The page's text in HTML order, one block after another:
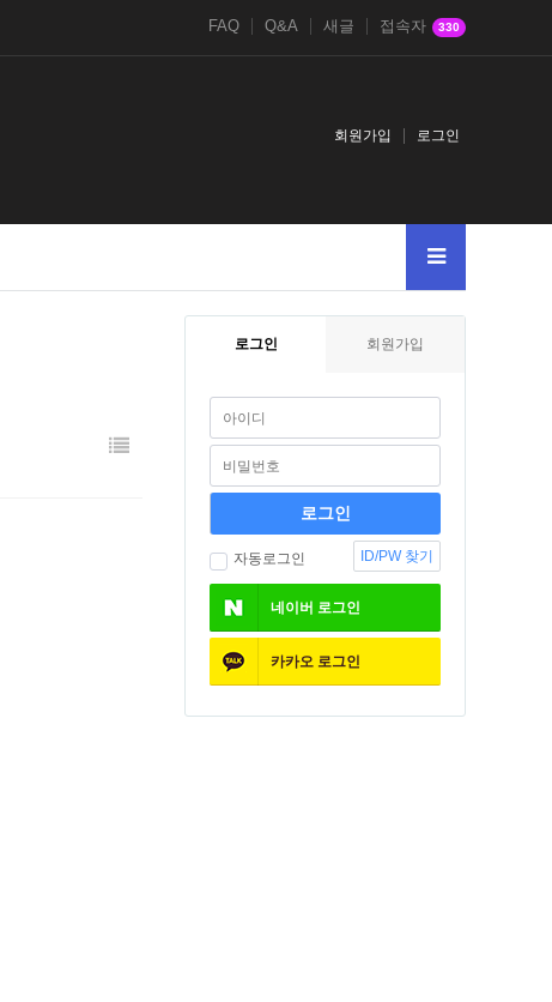
FAQ Q&A 새글 접속자 330
회원가입 로그인
로그인 회원가입
자동로그인 ID/PW 찾기
네이버 로그인
카카오 로그인